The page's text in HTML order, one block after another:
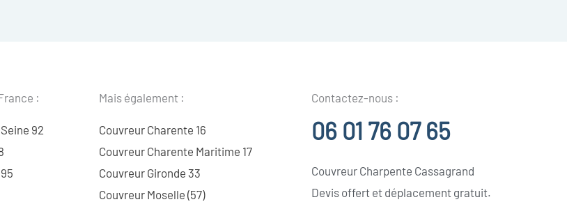
:
92
Mais également :
Couvreur Charente 16
Couvreur Charente Maritime 17
Couvreur Gironde 33
Couvreur Moselle (57)
Contactez-nous :
06 01 76 07 65
Couvreur Charpente Cassagrand
Devis offert et déplacement gratuit.